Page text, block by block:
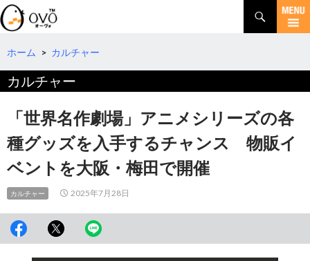
検
索
コ
テ
ツ
へ
ホーム > カルチャー
カルチャー
「世界名作劇場」アニメシリーズの各
種グッズを入手するチャンス 物販イ
ベントを大阪・梅田で開催
カルチャー 2025年7月28日